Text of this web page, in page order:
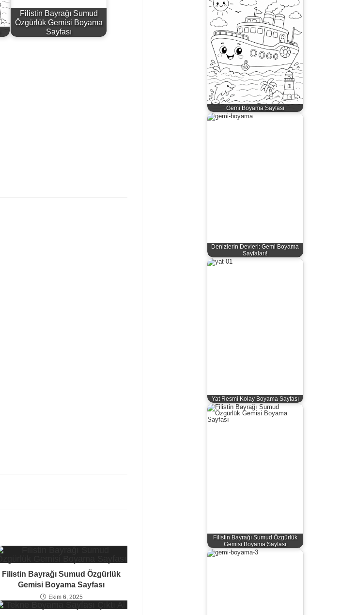
Filistin Bayrağı Sumud
Özgürlük Gemisi Boyama
Sayfası
Filistin Bayrağı Sumud Özgürlük
Gemisi Boyama Sayfası
Ekim 6, 2025
Gemi Boyama Sayfası
Denizlerin Devleri: Gemi Boyama
Sayfaları!
Yat Resmi Kolay Boyama Sayfası
Filistin Bayrağı Sumud Özgürlük
Gemisi Boyama Sayfası